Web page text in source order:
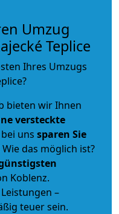
Umzug
Teplice
Ihres Umzugs
bieten wir Ihnen
versteckte
uns sparen Sie
Wie das möglich ist?
Koblenz.
–
teuer sein.